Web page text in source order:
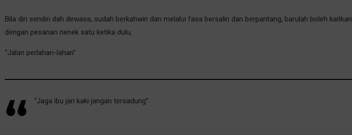
Bila diri sendiri dah dewasa, sudah berkahwin dan melalui fasa bersalin dan berpantang, barulah boleh kaitkan
dengan pesanan nenek satu ketika dulu,
“Jalan perlahan-lahan”
“Jaga ibu jari kaki jangan tersadung”